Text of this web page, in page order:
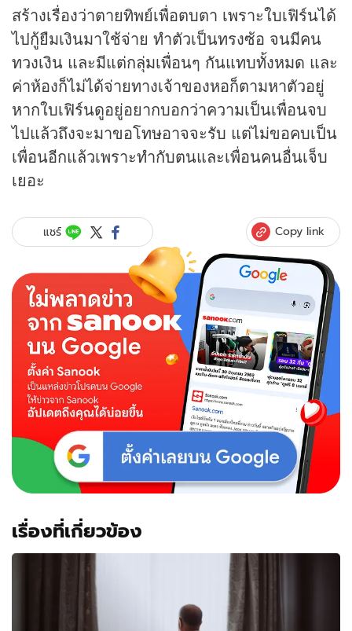
สร้างเรื่องว่าตายทิพย์เพื่อตบตา เพราะใบเฟิร์นได้
ไปกู้ยืมเงินมาใช้จ่าย ทำตัวเป็นทรงซ้อ จนมีคน
ทวงเงิน และมีแต่กลุ่มเพื่อนๆ กันแทบทั้งหมด และ
ค่าห้องก็ไม่ได้จ่ายทางเจ้าของหอก็ตามหาตัวอยู่
หากใบเฟิร์นดูอยู่อยากบอกว่าความเป็นเพื่อนจบ
ไปแล้วถึงจะมาขอโทษอาจจะรับ แต่ไม่ขอคบเป็น
เพื่อนอีกแล้วเพราะทำกับตนและเพื่อนคนอื่นเจ็บ
เยอะ
แชร์ Copy link
เรื่องที่เกี่ยวข้อง